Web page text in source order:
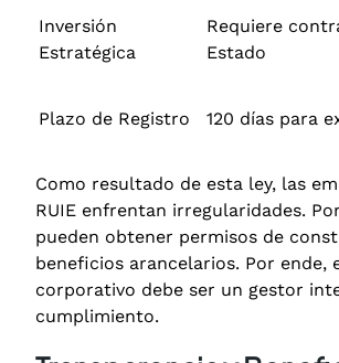
Inversión
Estratégica
Requiere
Estado
Plazo de Registro 120 días para
Como resultado de esta ley, las
RUIE enfrentan irregularidades.
pueden obtener permisos de
beneficios arancelarios. Por ende,
corporativo debe ser un gestor
cumplimiento.